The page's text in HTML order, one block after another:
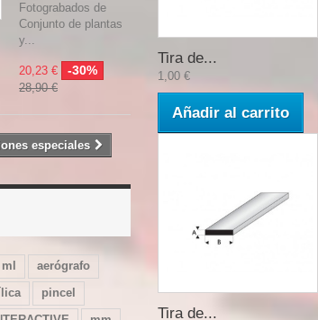
Fotograbados de
Conjunto de plantas
y...
20,23 € -30%
28,90 €
especiales
ml
aerógrafo
pincel
Tira de...
1,00 €
Añadir al carrito
Tira de...